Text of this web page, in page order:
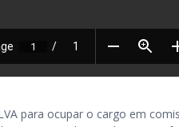
para ocupar o cargo em